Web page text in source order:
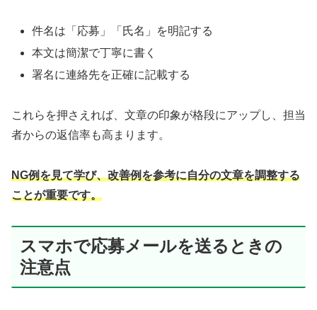
件名は「応募」「氏名」を明記する
本文は簡潔で丁寧に書く
署名に連絡先を正確に記載する
これらを押さえれば、文章の印象が格段にアップし、担当
者からの返信率も高まります。
NG例を見て学び、改善例を参考に自分の文章を調整する
ことが重要です。
スマホで応募メールを送るときの
注意点